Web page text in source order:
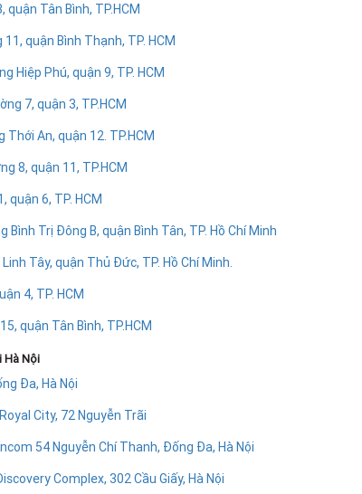
quận Tân Bình, TP.HCM
quận Bình Thạnh, TP. HCM
Hiệp Phú, quận 9, TP. HCM
7, quận 3, TP.HCM
Thới An, quận 12. TP.HCM
8, quận 11, TP.HCM
quận 6, TP. HCM
Trị Đông B, quận Bình Tân, TP. Hồ Chí Minh
Tây, quận Thủ Đức, TP. Hồ Chí Minh.
4, TP. HCM
quận Tân Bình, TP.HCM
Hà Nội
Đa, Hà Nội
City, 72 Nguyễn Trãi
54 Nguyễn Chí Thanh, Đống Đa, Hà Nội
Complex, 302 Cầu Giấy, Hà Nội